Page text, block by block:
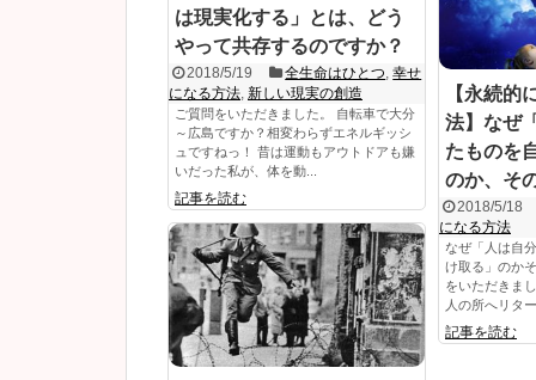
は現実化する」とは、どう
やって共存するのですか？
2018/5/19 全生命はひとつ ,幸せ
になる方法 新しい現実の創造
ご質問をいただきました。 自転車で大分
～広島ですか？相変わらずエネルギッシ
ュですねっ！ 昔は運動もアウトドアも嫌
いだった私が、体を動...
記事を読む
【永続的
法】なぜ
たものを
のか、そ
2018/5/18
になる方法
なぜ「人は自
け取る」のか
をいただきま
人の所へリタ
記事を読む